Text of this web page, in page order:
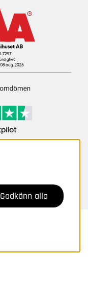
Godkänn alla